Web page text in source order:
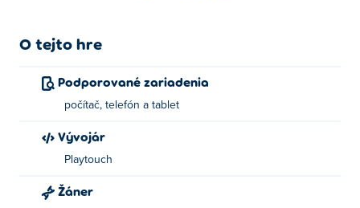
O tejto hre
Podporované zariadenia
počítač, telefón a tablet
Vývojár
Playtouch
Žáner